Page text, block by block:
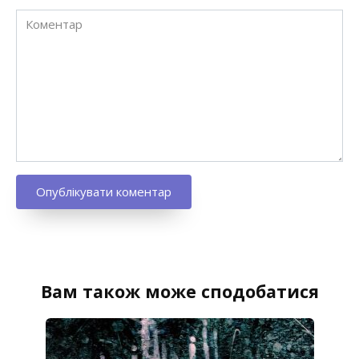
Коментар
Вам також може сподобатися